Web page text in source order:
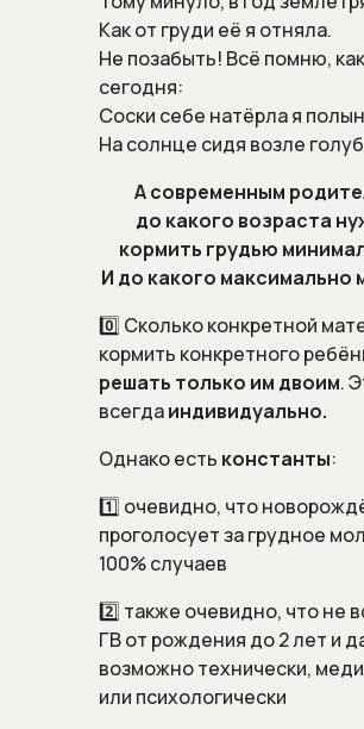
Как от груди её я отняла.
Не позабыть! Всё помню, как
сегодня:
Соски себе натёрла я
На солнце сидя возле
А современным
до какого возраста
кормить грудью
И до какого максимально
0️⃣ Сколько конкретной
кормить конкретного
решать только им двоим.
всегдаиндивидуально.
Однако есть константы:
1️⃣ очевидно, что
проголосует за грудное
100% случаев
2️⃣ также очевидно, что не
ГВ от рождения до 2 лет и
возможно технически,
или психологически
на нашу
с полезным
Нажимая на кнопку отправить
конфиденциальности